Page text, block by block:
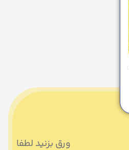
ورق بزنید لطفا